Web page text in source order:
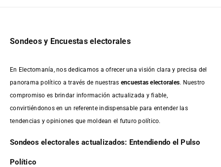
Sondeos y Encuestas electorales
En Electomanía, nos dedicamos a ofrecer una visión clara y precisa del
panorama político a través de nuestras encuestas electorales. Nuestro
compromiso es brindar información actualizada y fiable,
convirtiéndonos en un referente indispensable para entender las
tendencias y opiniones que moldean el futuro político.
Sondeos electorales actualizados: Entendiendo el Pulso
Político